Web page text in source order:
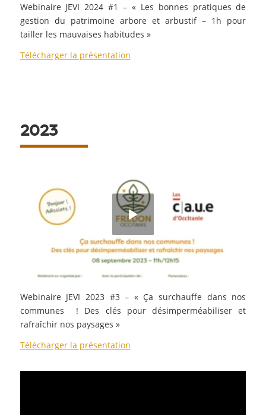
Webinaire JEVI 2024 #1 – « Les bonnes pratiques de
gestion du patrimoine arbore et arbustif – 1h pour
tailler les mauvaises habitudes »
Télécharger la présentation
2023
Webinaire JEVI 2023 #3 – « Ça surchauffe dans nos
communes ! Des clés pour désimperméabiliser et
rafraîchir nos paysages »
Télécharger la présentation